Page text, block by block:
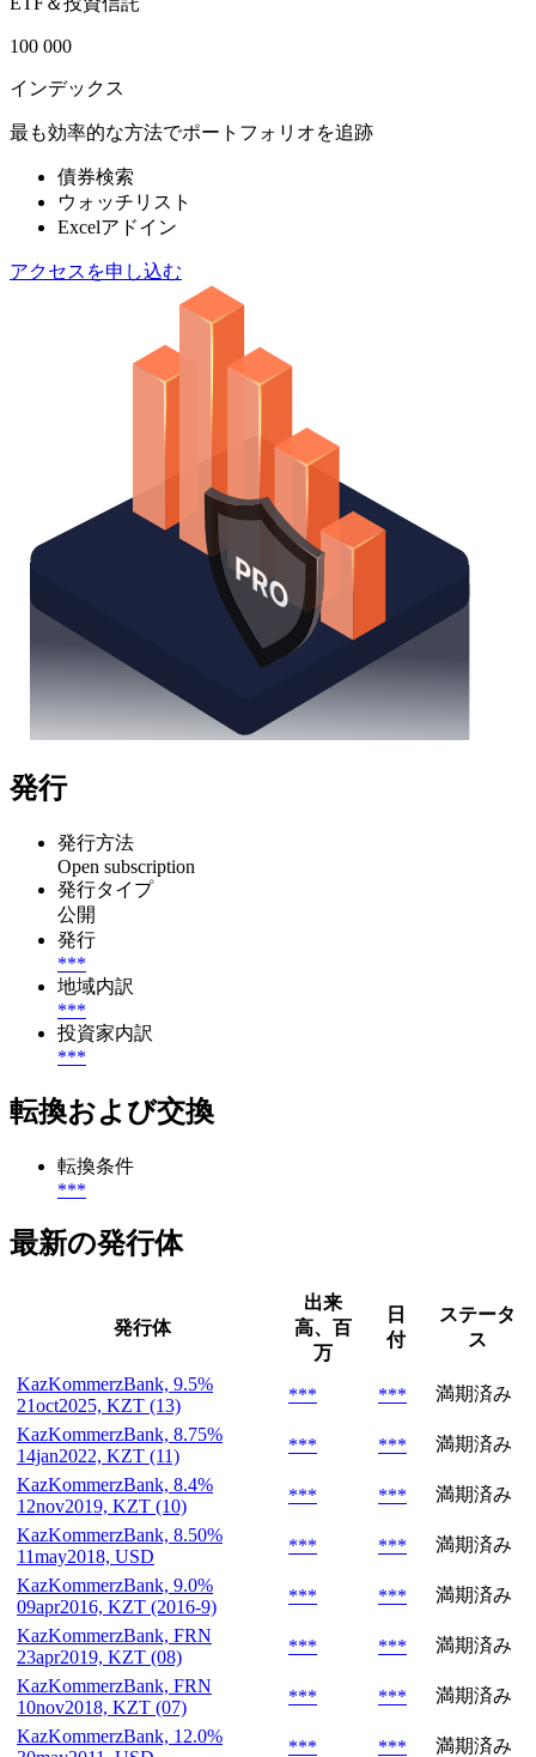
100 000
インデックス
最も効率的な方法でポートフォリオを追跡
債券検索
ウォッチリスト
Excelアドイン
アクセスを申し込む
発行
発行方法
Open subscription
発行タイプ
公開
発行
***
地域内訳
***
投資家内訳
***
転換および交換
転換条件
***
最新の発行体
発行体
出来
高、百
万
日
付
ステータ
ス
KazKommerzBank, 9.5%
21oct2025, KZT (13)
*** ***
満期済み
KazKommerzBank, 8.75%
14jan2022, KZT (11)
*** ***
満期済み
KazKommerzBank, 8.4%
12nov2019, KZT (10)
*** ***
満期済み
KazKommerzBank, 8.50%
11may2018, USD
*** ***
満期済み
KazKommerzBank, 9.0%
09apr2016, KZT (2016-9)
*** ***
満期済み
KazKommerzBank, FRN
23apr2019, KZT (08)
*** ***
満期済み
KazKommerzBank, FRN
10nov2018, KZT (07)
*** ***
満期済み
KazKommerzBank, 12.0%
*** *** 満期済み